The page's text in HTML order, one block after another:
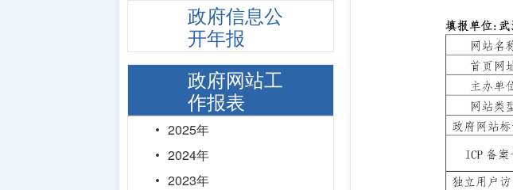
政府信息公
开年报
政府网站工
作报表
2025年
2024年
2023年